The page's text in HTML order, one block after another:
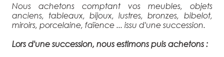
Nous achetons comptant vos meubles, objets
anciens, tableaux, bijoux, lustres, bronzes, bibelot,
miroirs, porcelaine, faïence ... issu d'une succession.
Lors d'une succession, nous estimons puis achetons :